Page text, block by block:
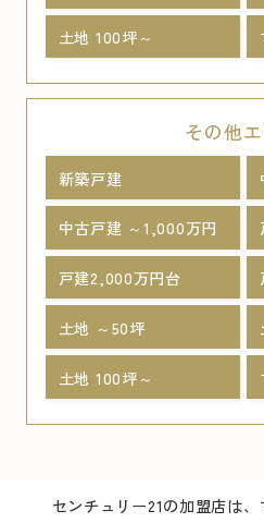
土地 100坪～
その他
新築戸建
中古戸建 ～1,000万円
戸建2,000万円台
土地 ～50坪
土地 100坪～
センチュリー21の加盟店は、